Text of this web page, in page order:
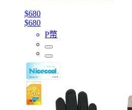
$680
$680
P幣